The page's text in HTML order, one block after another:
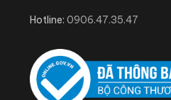
Hotline: 0906.47.35.47